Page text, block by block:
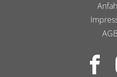
AGB